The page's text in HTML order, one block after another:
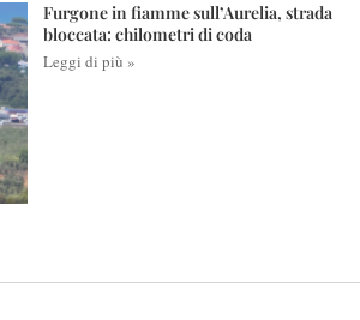
Furgone in fiamme sull’Aurelia, strada
bloccata: chilometri di coda
Leggi di più »